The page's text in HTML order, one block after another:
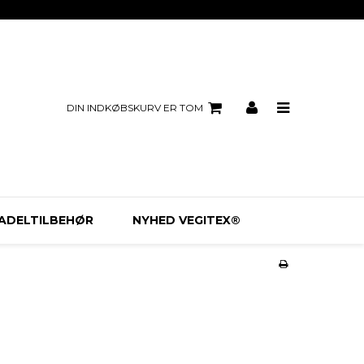
DIN INDKØBSKURV ER TOM
NYHED VEGITEX®